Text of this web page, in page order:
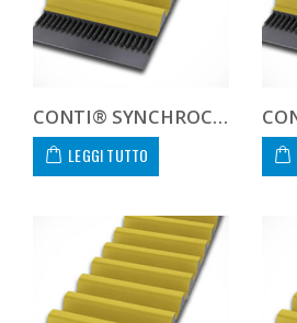
CONTI® SYNCHROCHAIN CARBON CTD 14M 1344 20 C
LEGGI TUTTO